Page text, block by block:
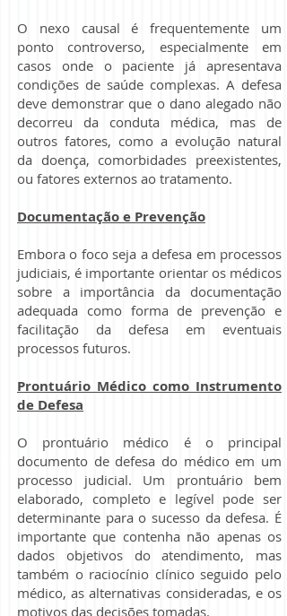
O nexo causal é frequentemente um
ponto controverso, especialmente em
casos onde o paciente já apresentava
condições de saúde complexas. A defesa
deve demonstrar que o dano alegado não
decorreu da conduta médica, mas de
outros fatores, como a evolução natural
da doença, comorbidades preexistentes,
ou fatores externos ao tratamento.
Documentação e Prevenção
Embora o foco seja a defesa em processos
judiciais, é importante orientar os médicos
sobre a importância da documentação
adequada como forma de prevenção e
facilitação da defesa em eventuais
processos futuros.
Prontuário Médico como Instrumento
de Defesa
O prontuário médico é o principal
documento de defesa do médico em um
processo judicial. Um prontuário bem
elaborado, completo e legível pode ser
determinante para o sucesso da defesa. É
importante que contenha não apenas os
dados objetivos do atendimento, mas
também o raciocínio clínico seguido pelo
médico, as alternativas consideradas, e os
motivos das decisões tomadas.